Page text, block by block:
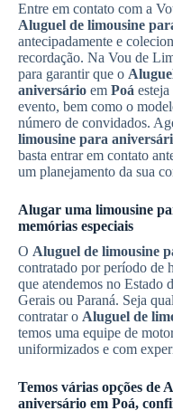
Entre em contato com a
Aluguel de limousine
antecipadamente e
recordação. Na Vou de
para garantir que o
aniversário em Poá
evento, bem como o
número de convidados.
limousine para
basta entrar em contato
um planejamento da sua
Alugar uma limousine
memórias especiais
O Aluguel de limousine
contratado por período de
que atendemos no Estado
Gerais ou Paraná. Seja
contratar o Aluguel de
temos uma equipe de
uniformizados e com
Temos várias opções de
aniversário em Poá,